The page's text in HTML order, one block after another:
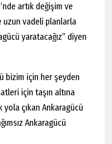
artık değişim ve
uzun vadeli planlarla
yaratacağız” diyen
bizim için her şeyden
için taşın altına
yola çıkan Ankaragücü
Ankaragücü